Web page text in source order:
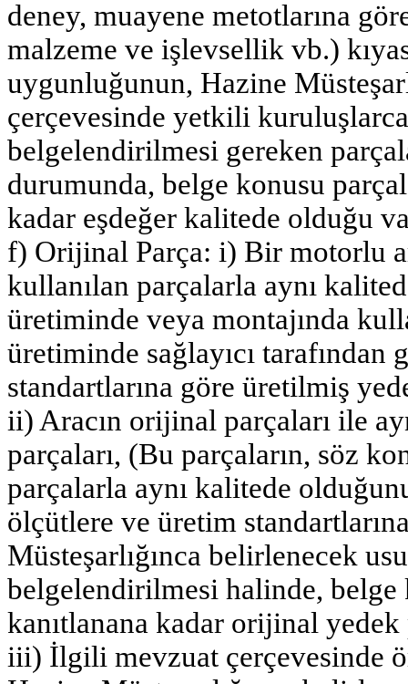
deney, muayene metotlarına
malzeme ve işlevsellik vb.)
uygunluğunun, Hazine
çerçevesinde yetkili
belgelendirilmesi gereken
durumunda, belge konusu
kadar eşdeğer kalitede olduğu
f) Orijinal Parça: i) Bir motorlu
kullanılan parçalarla aynı
üretiminde veya montajında
üretiminde sağlayıcı
standartlarına göre üretilmiş
ii) Aracın orijinal parçaları ile
parçaları, (Bu parçaların, söz
parçalarla aynı kalitede
ölçütlere ve üretim
Müsteşarlığınca belirlenecek
belgelendirilmesi halinde, belge
kanıtlanana kadar orijinal yedek
iii) İlgili mevzuat çerçevesinde